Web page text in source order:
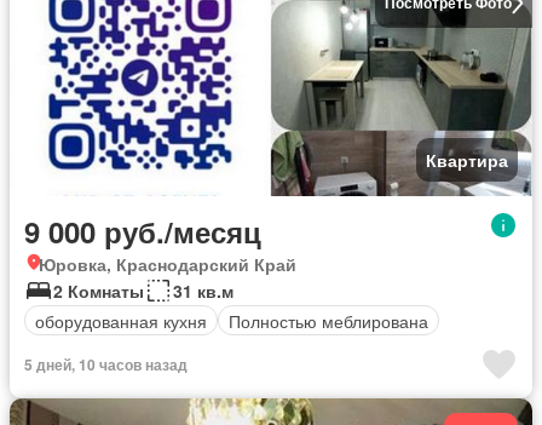
Квартира
9 000 руб./месяц
Юровка, Краснодарский Край
2 Комнаты
31 кв.м
оборудованная кухня
Полностью меблирована
5 дней, 10 часов назад